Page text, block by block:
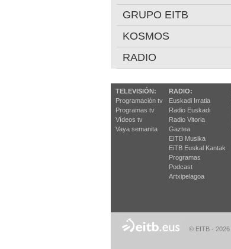
GRUPO EITB
KOSMOS
RADIO
TELEVISIÓN:
Programación tv
Programas tv
Vídeos tv
Vaya semanita
RADIO:
Euskadi Irratia
Radio Euskadi
Radio Vitoria
Gaztea
EITB Musika
EiTB Euskal Kantak
Programas
Podcast
Artxipelagoa
© EITB - 2026